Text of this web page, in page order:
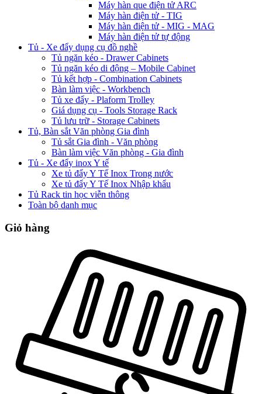
Máy hàn que điện tử ARC
Máy hàn điện tử - TIG
Máy hàn điện tử - MIG - MAG
Máy hàn điện tử tự động
Tủ - Xe đẩy dụng cụ đồ nghề
Tủ ngăn kéo - Drawer Cabinets
Tủ ngăn kéo di động – Mobile Cabinet
Tủ kết hợp - Combination Cabinets
Bàn làm việc - Workbench
Tủ xe đẩy - Plaform Trolley
Giá dụng cụ - Tools Storage Rack
Tủ lưu trữ - Storage Cabinets
Tủ, Bàn sắt Văn phòng Gia đình
Tủ sắt Gia đình - Văn phòng
Bàn làm việc Văn phòng - Gia đình
Tủ - Xe đẩy inox Y tế
Xe tủ đẩy Y Tế Inox Trong nước
Xe tủ đẩy Y Tế Inox Nhập khẩu
Tủ Rack tin học viễn thông
Toàn bộ danh mục
Giỏ hàng